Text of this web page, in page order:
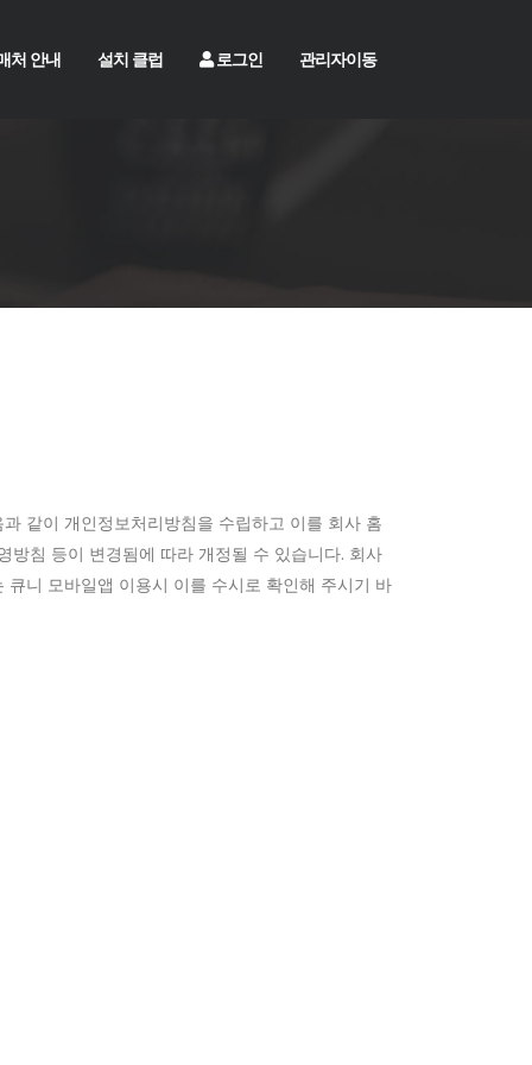
처 안내 설치 클럽 로그인 관리자이동
같이 개인정보처리방침을 수립하고 이를 회사 홈
방침 등이 변경됨에 따라 개정될 수 있습니다. 회사
니 모바일앱 이용시 이를 수시로 확인해 주시기 바